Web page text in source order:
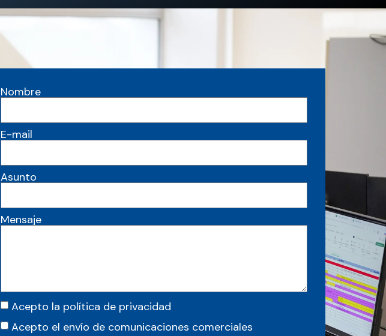
Nombre
E-mail
Asunto
Mensaje
Acepto la política de privacidad
Acepto el envío de comunicaciones comerciales